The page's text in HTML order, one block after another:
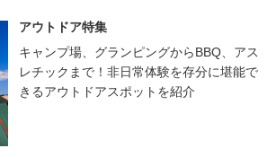
アウトドア特集
キャンプ場、グランピングからBBQ、アス
レチックまで！非日常体験を存分に堪能で
きるアウトドアスポットを紹介